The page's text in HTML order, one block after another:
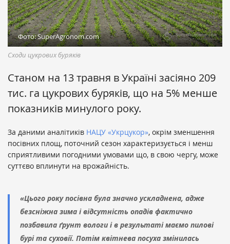
Фото: SuperAgronom.com
Сходи цукрових буряків
Станом на 13 травня в Україні засіяно 209
тис. га цукрових буряків, що на 5% менше
показників минулого року.
За даними аналітиків НАЦУ «Укрцукор», окрім зменшення
посівних площ, поточний сезон характеризується і менш
сприятливими погодними умовами що, в свою чергу, може
суттєво вплинути на врожайність.
«Цього року посівна була значно ускладнена, адже
безсніжна зима і відсутність опадів фактично
позбавила ґрунт вологи і в результаті маємо пилові
бурі та суховії. Потім квітнева посуха змінилась